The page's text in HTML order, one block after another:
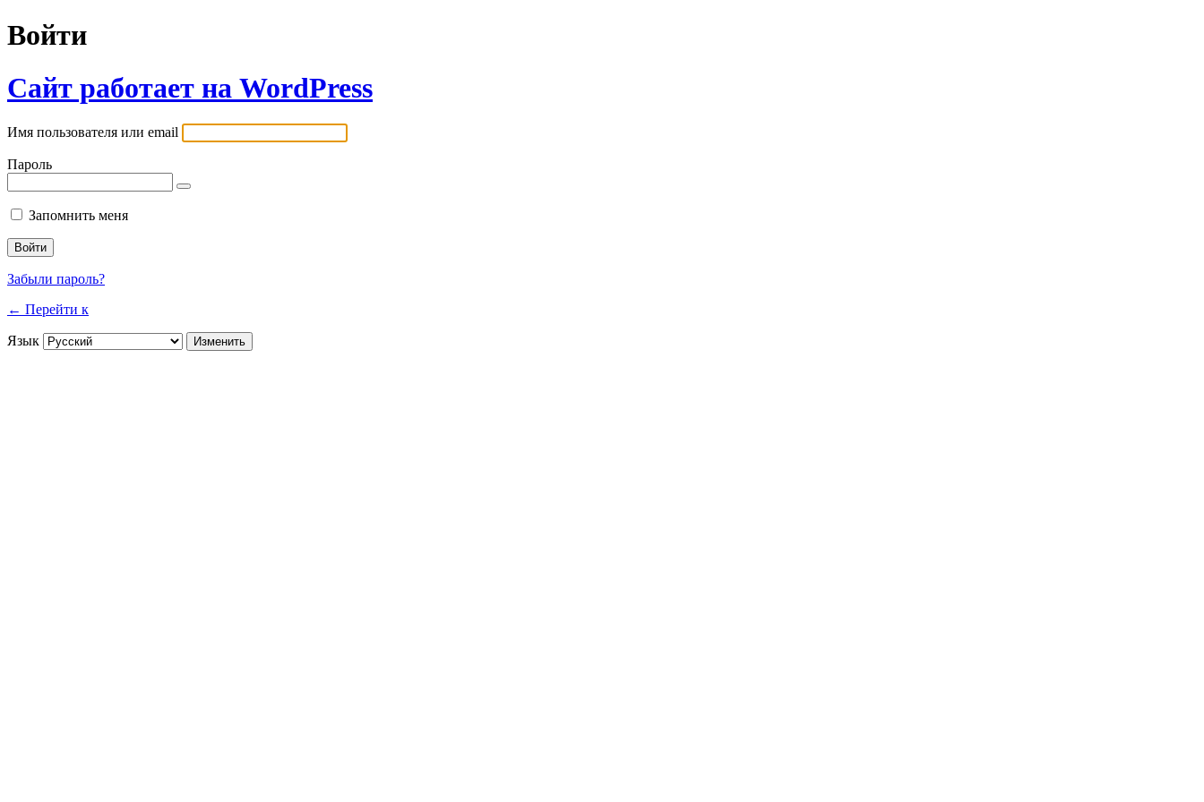
Войти
Сайт работает на WordPress
Имя пользователя или email
Пароль
Запомнить меня
Забыли пароль?
← Перейти к
Язык